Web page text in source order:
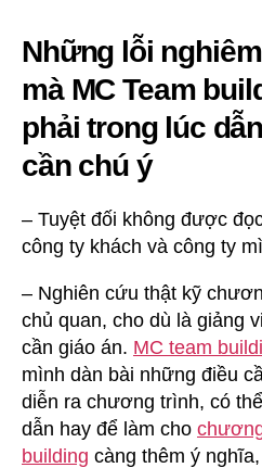
Những lỗi
mà MC Team
phải trong lúc
cần chú ý
– Tuyệt đối không được
công ty khách và công ty
– Nghiên cứu thật kỹ
chủ quan, cho dù là giảng
cần giáo án. MC team
mình dàn bài những điều
diễn ra chương trình, có
dẫn hay để làm cho
building càng thêm ý